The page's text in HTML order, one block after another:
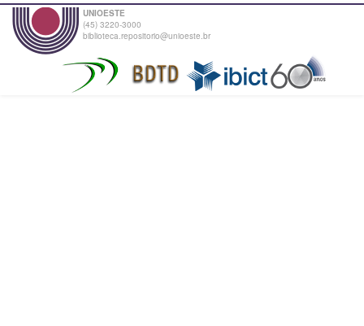
UNIOESTE
(45) 3220-3000
biblioteca.repositorio@unioeste.br